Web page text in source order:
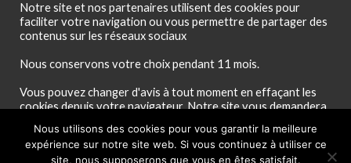
FORMATION PRO
Propulsé parWodpress| Mis en orbite par iouston, avec la
Notre site et nos partenaires utilisent des cookies pour
faciliter votre navigation ou vous permettre de partager des
contenus sur les réseaux sociaux
Nous conservons votre choix pendant 11 mois.
Vous pouvez changer d'avis à tout moment en effaçant les
cookies depuis votre navigateur. Notre site vous demandera
Paramètres des cookies Lire la politique de confidentialité
Nous utilisons des cookies pour vous garantir la meilleure
expérience sur notre site web. Si vous continuez à utiliser ce
site, nous supposerons que vous en êtes satisfait.